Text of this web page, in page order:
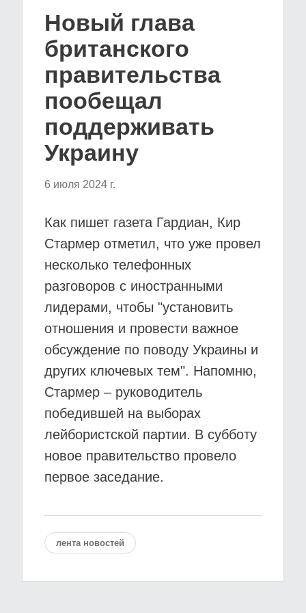
Новый глава
британского
правительства
пообещал
поддерживать
Украину
6 июля 2024 г.
Как пишет газета Гардиан, Кир
Стармер отметил, что уже провел
несколько телефонных
разговоров с иностранными
лидерами, чтобы "установить
отношения и провести важное
обсуждение по поводу Украины и
других ключевых тем". Напомню,
Стармер – руководитель
победившей на выборах
лейбористской партии. В субботу
новое правительство провело
первое заседание.
лента новостей